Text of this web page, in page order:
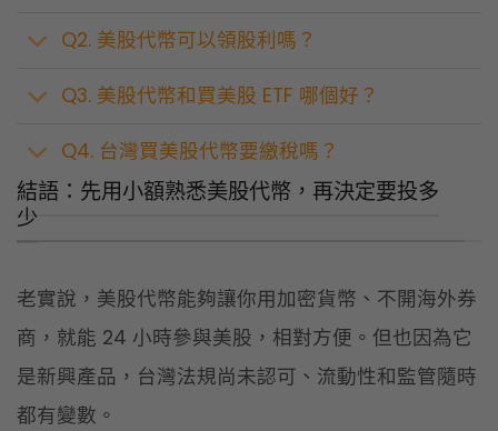
Q2. 美股代幣可以領股利嗎？
Q3. 美股代幣和買美股 ETF 哪個好？
Q4. 台灣買美股代幣要繳稅嗎？
結語：先用小額熟悉美股代幣，再決定要投多
少
老實說，美股代幣能夠讓你用加密貨幣、不開海外券
商，就能 24 小時參與美股，相對方便。但也因為它
是新興產品，台灣法規尚未認可、流動性和監管隨時
都有變數。